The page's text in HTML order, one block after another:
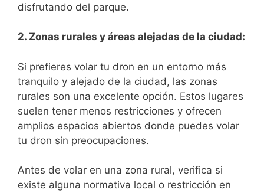
disfrutando del parque.
2. Zonas rurales y áreas alejadas de la ciudad:
Si prefieres volar tu dron en un entorno más
tranquilo y alejado de la ciudad, las zonas
rurales son una excelente opción. Estos lugares
suelen tener​ menos restricciones y ofrecen
amplios espacios abiertos⁣ donde puedes⁢ volar
tu dron sin preocupaciones.
Antes de volar en una zona rural, verifica si
existe ⁣alguna normativa local o restricción en